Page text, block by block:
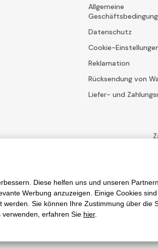
Allgemeine
Datenschutz
Cookie-
Reklamation
Rücksendung von
Liefer- und
Google und derenVertragsbedingungen